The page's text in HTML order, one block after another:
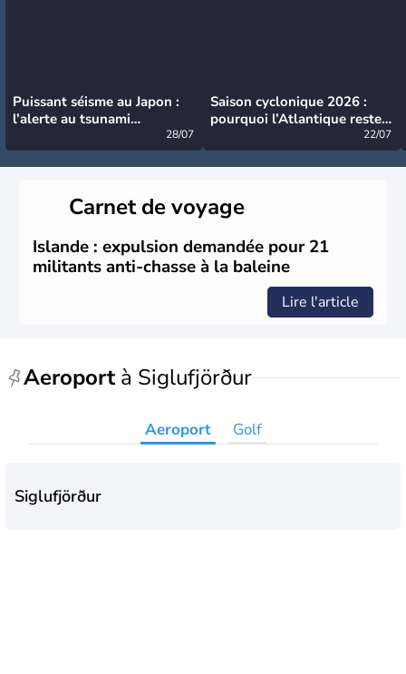
Puissant séisme au Japon :
l’alerte au tsunami
28/07
Saison cyclonique 2026 :
pourquoi l’Atlantique reste
22/07
Carnet de voyage
Islande : expulsion demandée pour 21
militants anti-chasse à la baleine
Lire l'article
Aeroportà Siglufjörður
Aeroport Golf
Siglufjörður